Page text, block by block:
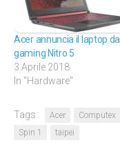
Acer annuncia il laptop da
gaming Nitro 5
3 Aprile 2018
In "Hardware"
Tags: Acer Computex
Spin 1
taipei